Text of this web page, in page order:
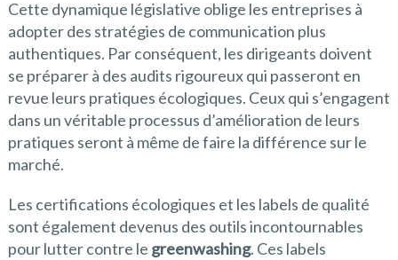
Cette dynamique législative oblige les entreprises à
adopter des stratégies de communication plus
authentiques. Par conséquent, les dirigeants doivent
se préparer à des audits rigoureux qui passeront en
revue leurs pratiques écologiques. Ceux qui s’engagent
dans un véritable processus d’amélioration de leurs
pratiques seront à même de faire la différence sur le
marché.
Les certifications écologiques et les labels de qualité
sont également devenus des outils incontournables
pour lutter contre le greenwashing. Ces labels